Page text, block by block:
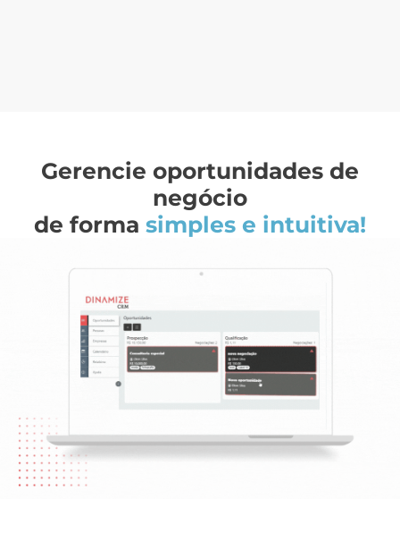
Gerencie oportunidades de
negócio
de forma simples e intuitiva!